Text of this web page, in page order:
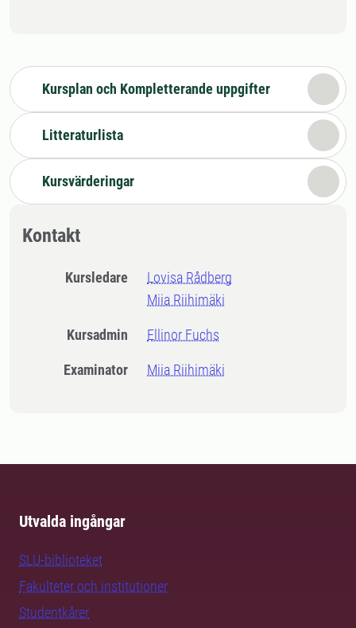
Kursplan och Kompletterande uppgifter
Litteraturlista
Kursvärderingar
Kontakt
Kursledare
Lovisa Rådberg
Miia Riihimäki
Kursadmin Ellinor Fuchs
Examinator Miia Riihimäki
Utvalda ingångar
SLU-biblioteket
Fakulteter och institutioner
Studentkårer